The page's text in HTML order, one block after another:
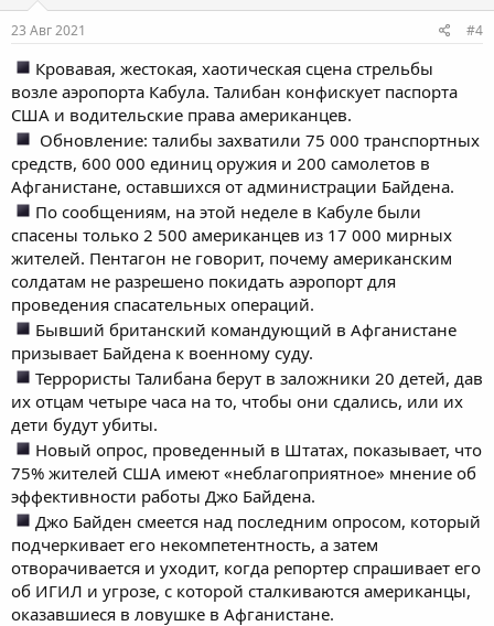
23 Авг 2021 #4
Кровавая, жестокая, хаотическая сцена стрельбы
возле аэропорта Кабула. Талибан конфискует паспорта
США и водительские права американцев.
Обновление: талибы захватили 75 000 транспортных
средств, 600 000 единиц оружия и 200 самолетов в
Афганистане, оставшихся от администрации Байдена.
По сообщениям, на этой неделе в Кабуле были
спасены только 2 500 американцев из 17 000 мирных
жителей. Пентагон не говорит, почему американским
солдатам не разрешено покидать аэропорт для
проведения спасательных операций.
Бывший британский командующий в Афганистане
призывает Байдена к военному суду.
Террористы Талибана берут в заложники 20 детей, дав
их отцам четыре часа на то, чтобы они сдались, или их
дети будут убиты.
Новый опрос, проведенный в Штатах, показывает, что
75% жителей США имеют «неблагоприятное» мнение об
эффективности работы Джо Байдена.
Джо Байден смеется над последним опросом, который
подчеркивает его некомпетентность, а затем
отворачивается и уходит, когда репортер спрашивает его
об ИГИЛ и угрозе, с которой сталкиваются американцы,
оказавшиеся в ловушке в Афганистане.